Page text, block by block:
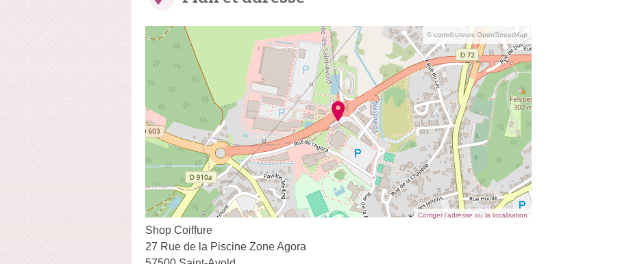
© contributeurs OpenStreetMap
Corriger l’adresse ou la localisation
Shop Coiffure
27 Rue de la Piscine Zone Agora